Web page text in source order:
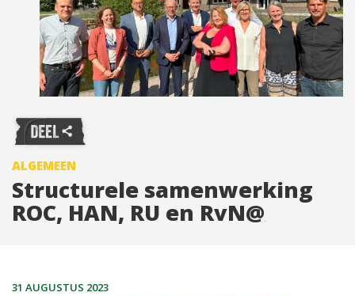
ALGEMEEN
Structurele samenwerking
ROC, HAN, RU en RvN@
31 AUGUSTUS 2023